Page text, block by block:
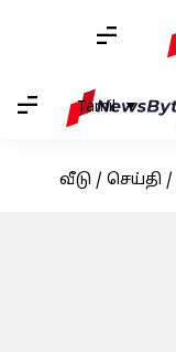
Tamil
வீடு / செய்தி /